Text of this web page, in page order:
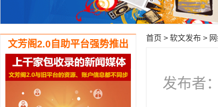
文芳阁2.0自助平台强势推出
首页 > 软文发布 >
发布者